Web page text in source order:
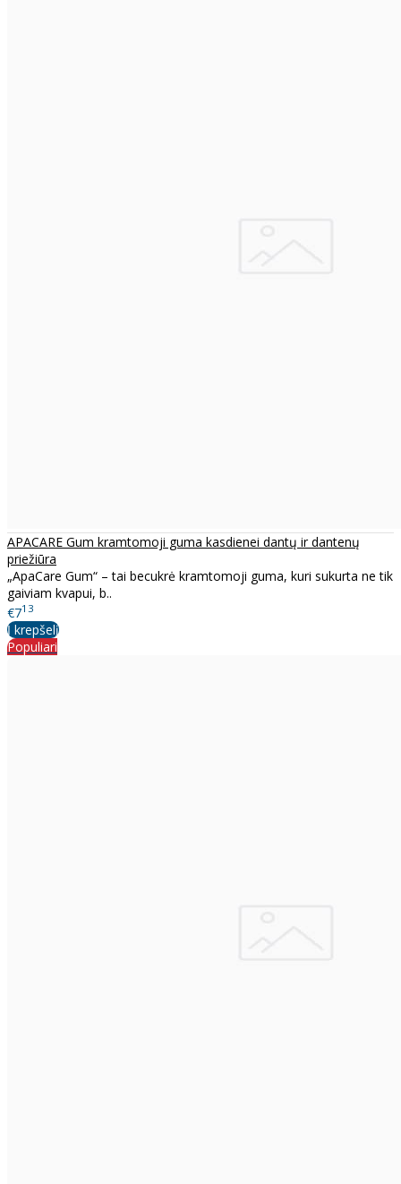
APACARE Gum kramtomoji guma kasdienei dantų ir dantenų
priežiūra
„ApaCare Gum“ – tai becukrė kramtomoji guma, kuri sukurta ne tik
gaiviam kvapui, b..
€713
Į krepšelį
Populiari